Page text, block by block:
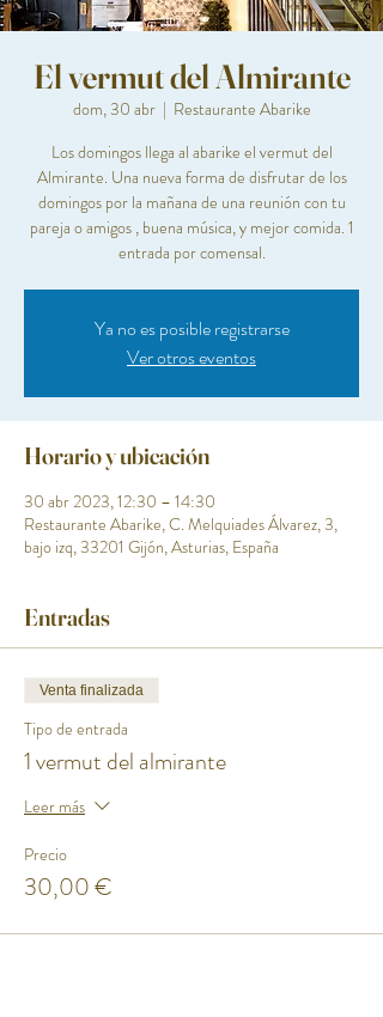
El vermut del Almirante
dom, 30 abr
  |
Restaurante Abarike
Los domingos llega al abarike el vermut del
Almirante. Una nueva forma de disfrutar de los
domingos por la mañana de una reunión con tu
pareja o amigos , buena música, y mejor comida. 1
entrada por comensal.
Ya no es posible registrarse
Ver otros eventos
Horario y ubicación
30 abr 2023, 12:30 – 14:30
Restaurante Abarike, C. Melquiades Álvarez, 3,
bajo izq, 33201 Gijón, Asturias, España
Entradas
Venta finalizada
Tipo de entrada
1 vermut del almirante
Leer más
Precio
30,00 €